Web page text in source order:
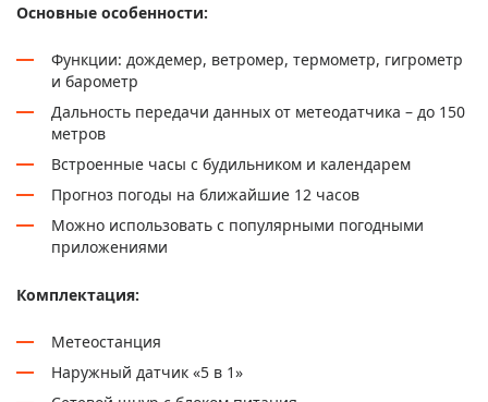
Основные особенности:
Функции: дождемер, ветромер, термометр, гигрометр
и барометр
Дальность передачи данных от метеодатчика – до 150
метров
Встроенные часы с будильником и календарем
Прогноз погоды на ближайшие 12 часов
Можно использовать с популярными погодными
приложениями
Комплектация:
Метеостанция
Наружный датчик «5 в 1»